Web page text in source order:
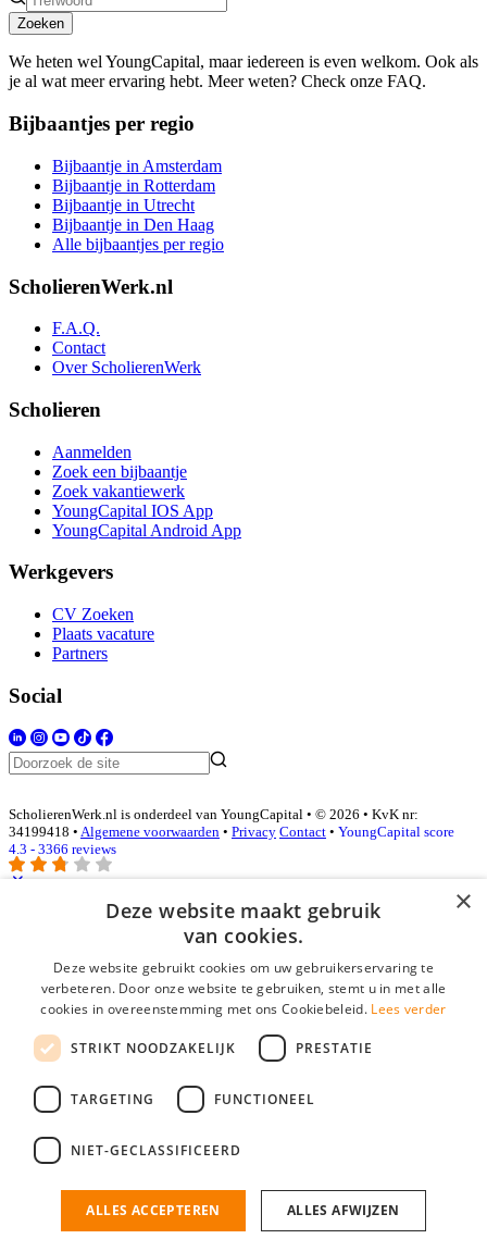
Zoeken
We heten wel YoungCapital, maar iedereen is even welkom. Ook als
je al wat meer ervaring hebt. Meer weten? Check onze FAQ.
Bijbaantjes per regio
Bijbaantje in Amsterdam
Bijbaantje in Rotterdam
Bijbaantje in Utrecht
Bijbaantje in Den Haag
Alle bijbaantjes per regio
ScholierenWerk.nl
F.A.Q.
Contact
Over ScholierenWerk
Scholieren
Aanmelden
Zoek een bijbaantje
Zoek vakantiewerk
YoungCapital IOS App
YoungCapital Android App
Werkgevers
CV Zoeken
Plaats vacature
Partners
Social
ScholierenWerk.nl is onderdeel van YoungCapital • © 2026 • KvK nr:
34199418 • Algemene voorwaarden • Privacy Contact • YoungCapital score
4.3 - 3366 reviews
E-mail*
Wachtwoord
login gegevens onthouden
login
Bedrijf aanmelden
nieuwe collega/werknemer zo gevonden!
×
Deze website maakt gebruik
van cookies.
Deze website gebruikt cookies om uw gebruikerservaring te
verbeteren. Door onze website te gebruiken, stemt u in met alle
cookies in overeenstemming met ons Cookiebeleid. Lees verder
STRIKT NOODZAKELIJK PRESTATIE
TARGETING FUNCTIONEEL
NIET-GECLASSIFICEERD
ALLES ACCEPTEREN ALLES AFWIJZEN